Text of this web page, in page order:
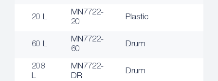
20 L
MN7722-
20
Plastic
60 L
MN7722-
60
Drum
208
L
MN7722-
DR
Drum